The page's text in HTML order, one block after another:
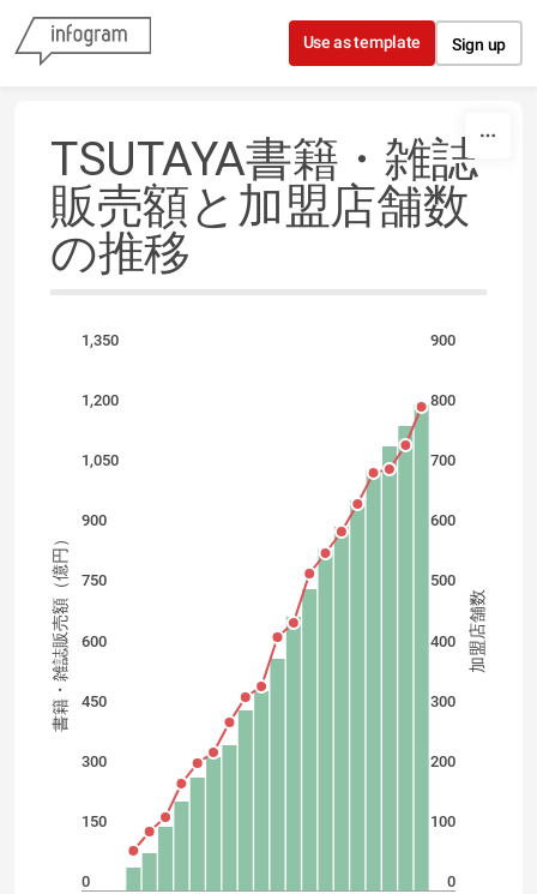
Skip to content
Use as template Sign up
TSUTAYA書籍・雑誌
販売額と加盟店舗数
の推移
0
150
300
450
600
750
900
1,050
1,200
1,350
0
100
200
300
400
500
600
700
800
900
書籍・雑誌販売額（億円） 加盟店舗数